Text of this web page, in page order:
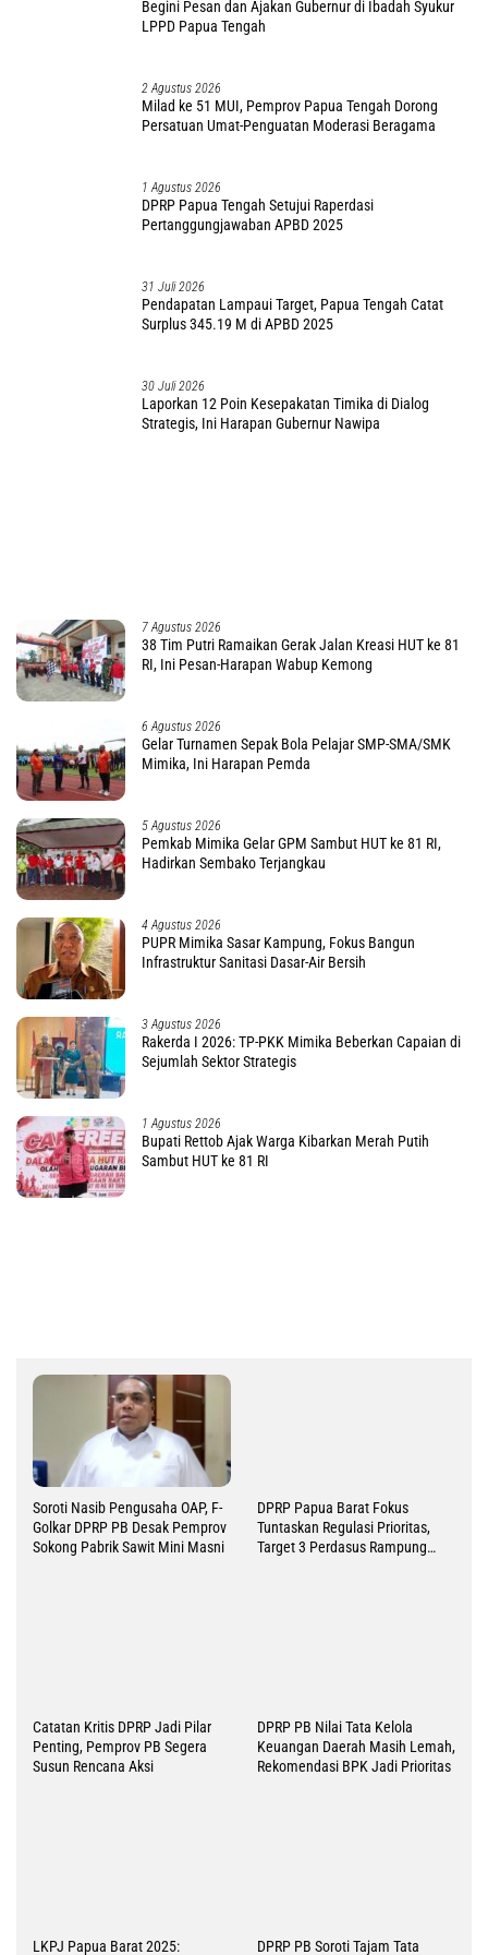
Begini Pesan dan Ajakan Gubernur di Ibadah Syukur
LPPD Papua Tengah
2 Agustus 2026
Milad ke 51 MUI, Pemprov Papua Tengah Dorong
Persatuan Umat-Penguatan Moderasi Beragama
1 Agustus 2026
DPRP Papua Tengah Setujui Raperdasi
Pertanggungjawaban APBD 2025
31 Juli 2026
Pendapatan Lampaui Target, Papua Tengah Catat
Surplus 345.19 M di APBD 2025
30 Juli 2026
Laporkan 12 Poin Kesepakatan Timika di Dialog
Strategis, Ini Harapan Gubernur Nawipa
7 Agustus 2026
38 Tim Putri Ramaikan Gerak Jalan Kreasi HUT ke 81
RI, Ini Pesan-Harapan Wabup Kemong
6 Agustus 2026
Gelar Turnamen Sepak Bola Pelajar SMP-SMA/SMK
Mimika, Ini Harapan Pemda
5 Agustus 2026
Pemkab Mimika Gelar GPM Sambut HUT ke 81 RI,
Hadirkan Sembako Terjangkau
4 Agustus 2026
PUPR Mimika Sasar Kampung, Fokus Bangun
Infrastruktur Sanitasi Dasar-Air Bersih
3 Agustus 2026
Rakerda I 2026: TP-PKK Mimika Beberkan Capaian di
Sejumlah Sektor Strategis
1 Agustus 2026
Bupati Rettob Ajak Warga Kibarkan Merah Putih
Sambut HUT ke 81 RI
Soroti Nasib Pengusaha OAP, F-
Golkar DPRP PB Desak Pemprov
Sokong Pabrik Sawit Mini Masni
DPRP Papua Barat Fokus
Tuntaskan Regulasi Prioritas,
Target 3 Perdasus Rampung
Catatan Kritis DPRP Jadi Pilar
Penting, Pemprov PB Segera
Susun Rencana Aksi
DPRP PB Nilai Tata Kelola
Keuangan Daerah Masih Lemah,
Rekomendasi BPK Jadi Prioritas
LKPJ Papua Barat 2025: DPRP PB Soroti Tajam Tata